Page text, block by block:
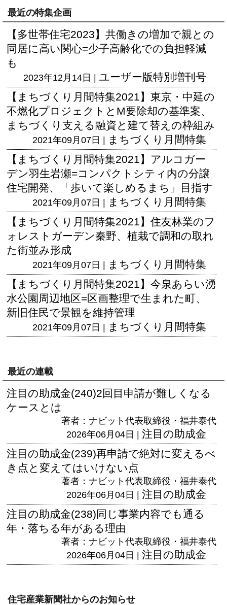
最近の特集企画
【多世帯住宅2023】共働きの増加で親との
同居に高い関心=少子高齢化での負担軽減
も
2023年12月14日 | ユーザー版特別増刊号
【まちづくり月間特集2021】東京・中延の
不燃化プロジェクトとM要除却の基準案、
まちづくり支える融資と建て替えの枠組み
2021年09月07日 | まちづくり月間特集
【まちづくり月間特集2021】アルコガー
デン羽生岩瀬=コンパクトシティ内の分譲
住宅開発、「歩いて楽しめるまち」目指す
2021年09月07日 | まちづくり月間特集
【まちづくり月間特集2021】住友林業のフ
ォレストガーデン秦野、植栽で調和の取れ
た街並み形成
2021年09月07日 | まちづくり月間特集
【まちづくり月間特集2021】今泉あらい湧
水公園周辺地区=区画整理で生まれた町、
新旧住民で景観を維持管理
2021年09月07日 | まちづくり月間特集
最近の連載
注目の助成金(240)2回目申請が難しくなる
ケースとは
著者：ナビット代表取締役・福井泰代
2026年06月04日 | 注目の助成金
注目の助成金(239)再申請で絶対に変えるべ
き点と変えてはいけない点
著者：ナビット代表取締役・福井泰代
2026年06月04日 | 注目の助成金
注目の助成金(238)同じ事業内容でも通る
年・落ちる年がある理由
著者：ナビット代表取締役・福井泰代
2026年06月04日 | 注目の助成金
住宅産業新聞社からのお知らせ